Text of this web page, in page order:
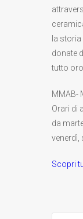
la
donate
tutto
MMAB-
Orari di
da
venerdì,
Scopri